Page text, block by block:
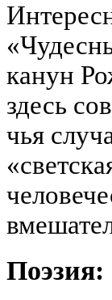
канун
здесь
чья
Поэзия: